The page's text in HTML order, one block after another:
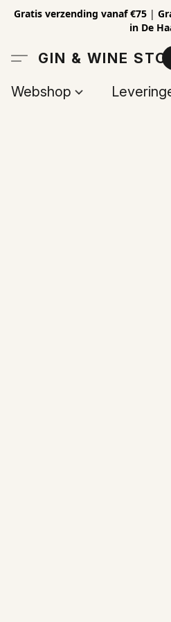
Gratis verzending vanaf €75 |
in De
GIN & WINE
Webshop